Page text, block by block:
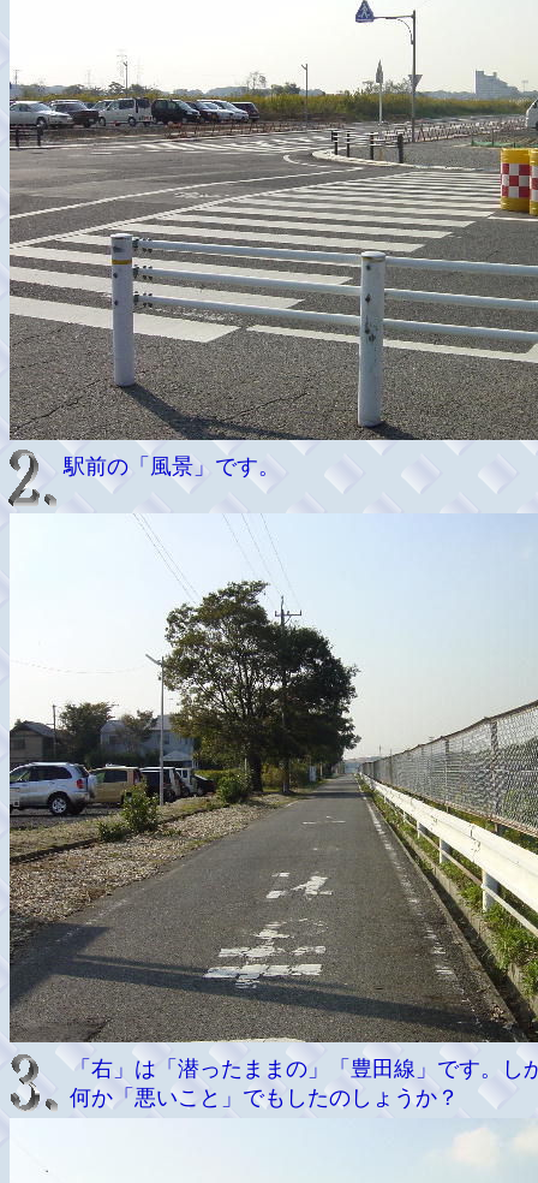
「右」は「潜ったままの」「豊田線」です。し
何か「悪いこと」でもしたのしょうか？
駅前の「風景」です。